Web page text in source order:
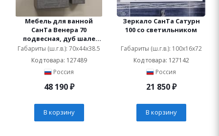
Мебель для ванной
СанТа Венера 70
подвесная, дуб шале
графит
Габариты (ш.г.в.): 70x44x38.5
Код товара: 127489
Россия
48 190₽
В корзину
Зеркало СанТа Сатурн
100 со светильником
Габариты (ш.г.в.): 100x16x72
Код товара: 127142
Россия
21 850₽
В корзину